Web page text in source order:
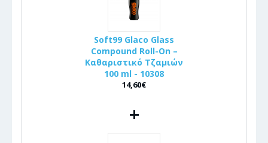
Soft99 Glaco Glass
Compound Roll-On –
Καθαριστικό Τζαμιών
100 ml - 10308
14,60€
+